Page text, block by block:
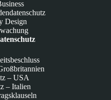
Design
– USA
– Italien